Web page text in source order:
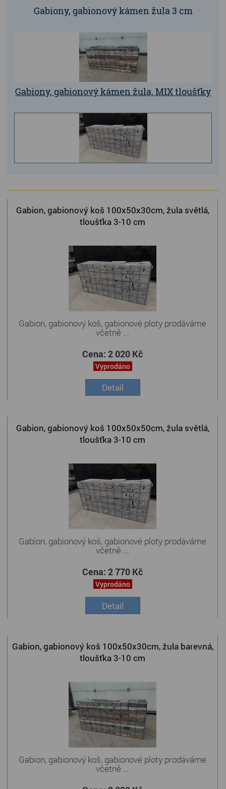
Lávové grilovací kameny
Chladící kostky a puky
Doplňky do kuchyně
Hřbitovní doplňky
Kamenné stoly, konferenční stolky
Barevné kamenné drti
Dárkové předměty z přírodního kamene
Gabiony, gabionový kámen
Gabiony, gabionový kámen žula 3 cm
Gabiony, gabionový kámen žula, MIX tloušťky
Gabion, gabionový koš 100x50x30cm, žula světlá,
tloušťka 3-10 cm
Gabion, gabionový koš, gabionové ploty prodáváme
včetně ...
Cena: 2 020 Kč
Vyprodáno
Detail
Gabion, gabionový koš 100x50x50cm, žula světlá,
tloušťka 3-10 cm
Gabion, gabionový koš, gabionové ploty prodáváme
včetně ...
Cena: 2 770 Kč
Vyprodáno
Detail
Gabion, gabionový koš 100x50x30cm, žula barevná,
tloušťka 3-10 cm
Gabion, gabionový koš, gabionové ploty prodáváme
včetně ...